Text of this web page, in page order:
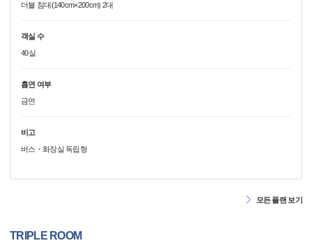
더블 침대(140cm×200cm) 2대
객실 수
40실
흡연 여부
금연
비고
버스・화장실 독립형
모든 플랜 보기
TRIPLE ROOM